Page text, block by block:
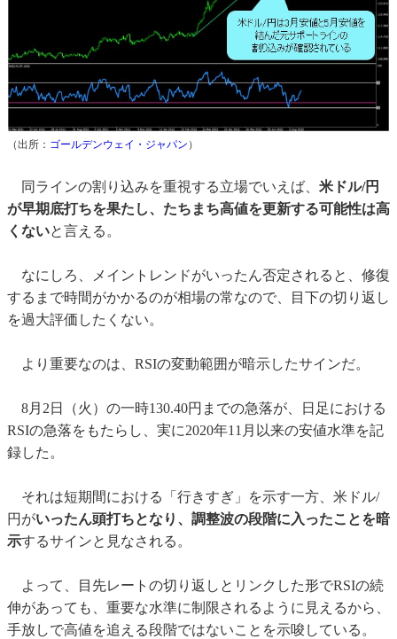
（出所： ゴールデンウェイ・ジャパン ）
同ラインの割り込みを重視する立場でいえば、 米ドル/円
が早期底打ちを果たし、たちまち高値を更新する可能性は高
くないと言える。
なにしろ、メイントレンドがいったん否定されると、修復
するまで時間がかかるのが相場の常なので、目下の切り返し
を過大評価したくない。
より重要なのは、RSIの変動範囲が暗示したサインだ。
8月2日（火）の一時130.40円までの急落が、日足における
RSIの急落をもたらし、実に2020年11月以来の安値水準を記
録した。
それは短期間における「行きすぎ」を示す一方、米ドル/
円がいったん頭打ちとなり、調整波の段階に入ったことを暗
示するサインと見なされる。
よって、目先レートの切り返しとリンクした形でRSIの続
伸があっても、重要な水準に制限されるように見えるから、
手放しで高値を追える段階ではないことを示唆している。